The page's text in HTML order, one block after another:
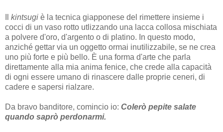
kintsugi è la tecnica giapponese del rimettere insieme i
cocci di un vaso rotto utlizzando una lacca collosa mischiata
a polvere d'oro, d'argento o di platino. In questo modo,
anziché gettar via un oggetto ormai inutilizzabile, se ne crea
uno più forte e più bello. È una forma d'arte che parla
direttamente alla mia anima fenice, che crede alla capacità
di ogni essere umano di rinascere dalle proprie ceneri, di
cadere e sapersi rialzare.
Da bravo banditore, comincio io: Colerò pepite salate
quando saprò perdonarmi.